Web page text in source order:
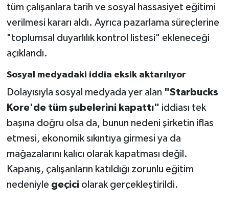
tüm çalışanlara tarih ve sosyal hassasiyet eğitimi
verilmesi kararı aldı. Ayrıca pazarlama süreçlerine
"toplumsal duyarlılık kontrol listesi" ekleneceği
açıklandı.
Sosyal medyadaki iddia eksik aktarılıyor
Dolayısıyla sosyal medyada yer alan "Starbucks
Kore'de tüm şubelerini kapattı" iddiası tek
başına doğru olsa da, bunun nedeni şirketin iflas
etmesi, ekonomik sıkıntıya girmesi ya da
mağazalarını kalıcı olarak kapatması değil.
Kapanış, çalışanların katıldığı zorunlu eğitim
nedeniyle geçiciolarak gerçekleştirildi.